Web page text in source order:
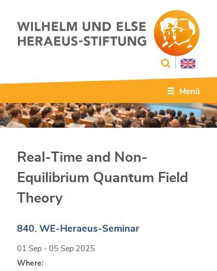
Menü
Real-Time and Non-
Equilibrium Quantum Field
Theory
840. WE-Heraeus-Seminar
01 Sep - 05 Sep 2025
Where: